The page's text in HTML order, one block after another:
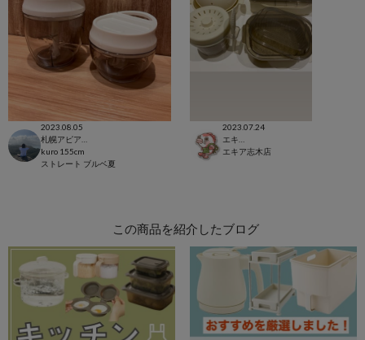
2023.08.05
kuro 155cm
ストレート ブルベ夏
2023.07.24
エキア志木店
この商品を紹介したブログ